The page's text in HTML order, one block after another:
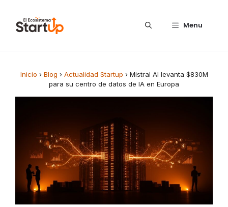
Menu
Inicio › Blog › Actualidad Startup › Mistral AI levanta $830M
para su centro de datos de IA en Europa